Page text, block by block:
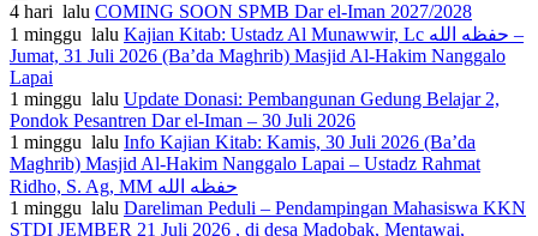
4 hari lalu COMING SOON SPMB Dar el-Iman 2027/2028
1 minggu lalu Kajian Kitab: Ustadz Al Munawwir, Lc حفظه الله –
Jumat, 31 Juli 2026 (Ba’da Maghrib) Masjid Al-Hakim Nanggalo
Lapai
1 minggu lalu Update Donasi: Pembangunan Gedung Belajar 2,
Pondok Pesantren Dar el-Iman – 30 Juli 2026
1 minggu lalu Info Kajian Kitab: Kamis, 30 Juli 2026 (Ba’da
Maghrib) Masjid Al-Hakim Nanggalo Lapai – Ustadz Rahmat
Ridho, S. Ag, MM حفظه الله
1 minggu lalu Dareliman Peduli – Pendampingan Mahasiswa KKN
STDI JEMBER 21 Juli 2026 , di desa Madobak, Mentawai,